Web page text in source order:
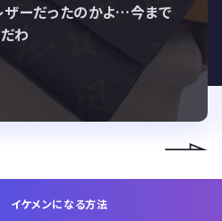
ザーだったのかよ…今まで
わ
イケメンになる方法